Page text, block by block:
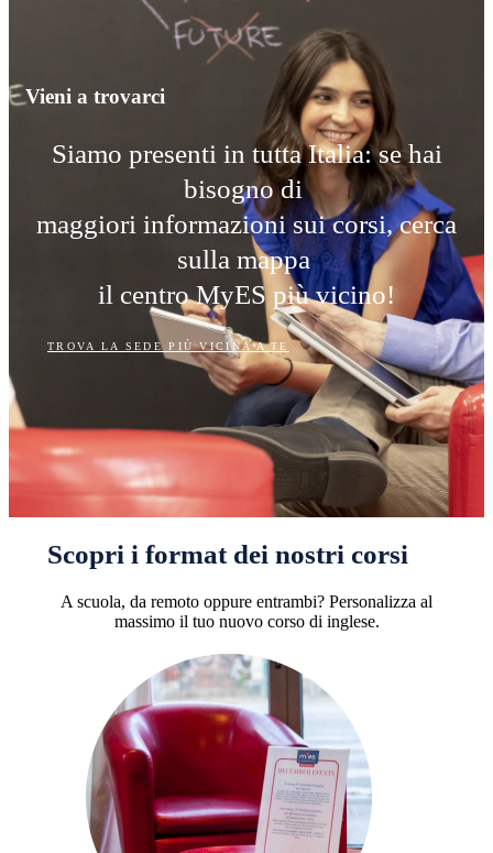
Vieni a trovarci
Siamo presenti in tutta Italia: se hai
bisogno di
maggiori informazioni sui corsi, cerca
sulla mappa
il centro MyES più vicino!
TROVA LA SEDE PIÙ VICINA A TE
Scopri i format dei nostri corsi
A scuola, da remoto oppure entrambi? Personalizza al
massimo il tuo nuovo corso di inglese.